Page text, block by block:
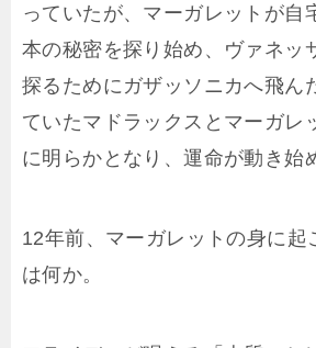
っていたが、マーガレットが自
本の秘密を探り始め、ヴァネッ
探るためにガザッソニカへ飛ん
ていたマドラックスとマーガレ
に明らかとなり、運命が動き始
12年前、マーガレットの身に起
は何か。